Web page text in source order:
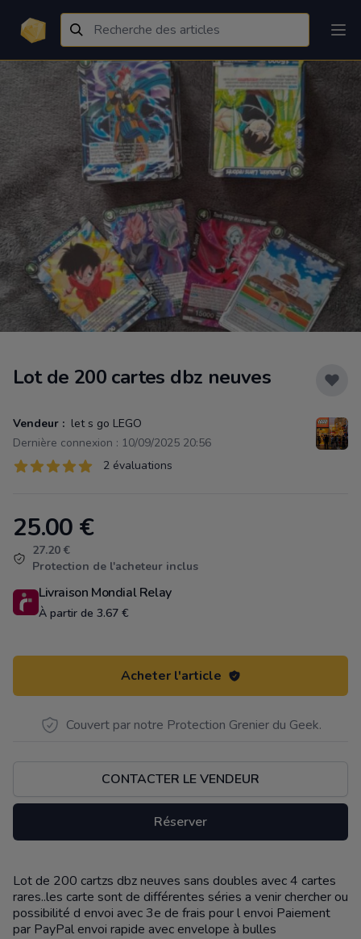
Lot de 200 cartes dbz neuves
Vendeur : let s go LEGO
Dernière connexion : 10/09/2025 20:56
Évaluations
2 sur 5 étoiles 2 évaluations
Product information
25.00 €
27.20 €
Protection de l'acheteur inclus
Livraison Mondial Relay
À partir de 3.67 €
Acheter l'article
Couvert par notre Protection Grenier du Geek.
CONTACTER LE VENDEUR
Réserver
Description
Lot de 200 cartzs dbz neuves sans doubles avec 4 cartes
rares..les carte sont de différentes séries a venir chercher ou
possibilité d envoi avec 3e de frais pour l envoi Paiement
par PayPal envoi rapide avec envelope à bulles